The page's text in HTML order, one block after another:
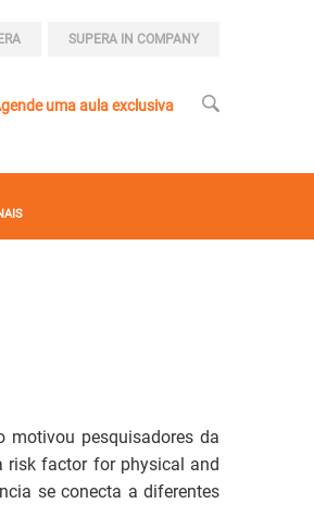
SUPERA IN COMPANY
uma aula exclusiva
motivou pesquisadores da
risk factor for physical and
se conecta a diferentes